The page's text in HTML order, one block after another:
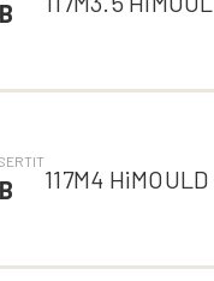
117M4 HiMOULD